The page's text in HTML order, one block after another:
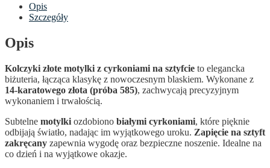
Opis
Szczegóły
Opis
Kolczyki złote motylki z cyrkoniami na sztyfcie to elegancka
biżuteria, łącząca klasykę z nowoczesnym blaskiem. Wykonane z
14-karatowego złota (próba 585), zachwycają precyzyjnym
wykonaniem i trwałością.
Subtelne motylki ozdobiono białymi cyrkoniami, które pięknie
odbijają światło, nadając im wyjątkowego uroku. Zapięcie na sztyft
zakręcany zapewnia wygodę oraz bezpieczne noszenie. Idealne na
co dzień i na wyjątkowe okazje.